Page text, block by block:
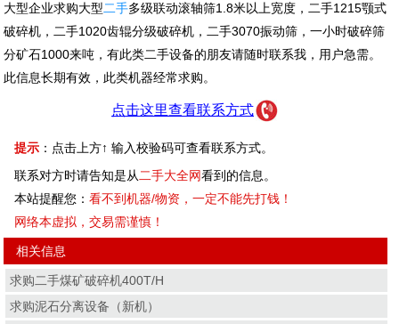
大型企业求购大型二手多级联动滚轴筛1.8米以上宽度，二手1215颚式
破碎机，二手1020齿辊分级破碎机，二手3070振动筛，一小时破碎筛
分矿石1000来吨，有此类二手设备的朋友请随时联系我，用户急需。
此信息长期有效，此类机器经常求购。
点击这里查看联系方式
提示 ：点击上方↑ 输入校验码可查看联系方式。
联系对方时请告知是从 二手大全网看到的信息。
本站提醒您：看不到机器/物资，一定不能先打钱！
网络本虚拟，交易需谨慎！
相关信息
求购二手煤矿破碎机400T/H
求购泥石分离设备（新机）